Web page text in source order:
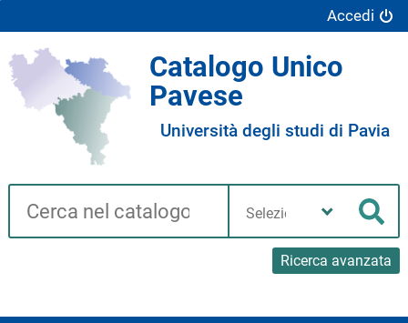
Accedi
Catalogo Unico
Pavese
Università degli studi di Pavia
Cerca su "Catalogo"
Ricerca avanzata
biblioteca